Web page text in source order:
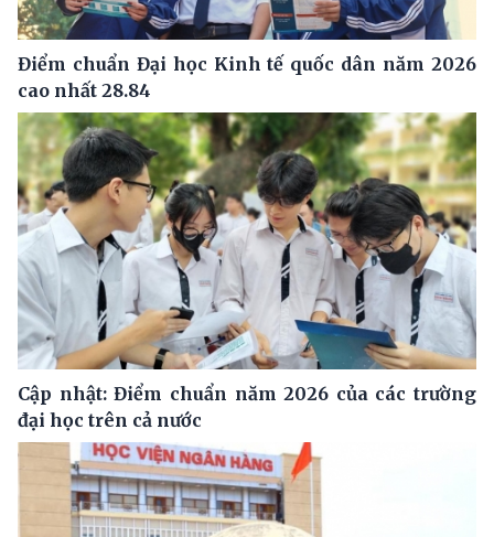
Điểm chuẩn Đại học Kinh tế quốc dân năm 2026
cao nhất 28.84
Cập nhật: Điểm chuẩn năm 2026 của các trường
đại học trên cả nước